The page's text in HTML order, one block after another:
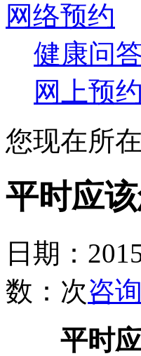
网络预约
健康问
网上预约
您现在所
平时应
日期：
数： 次咨
平时